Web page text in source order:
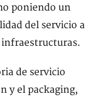
poniendo un
del servicio a
de servicio
y el packaging,